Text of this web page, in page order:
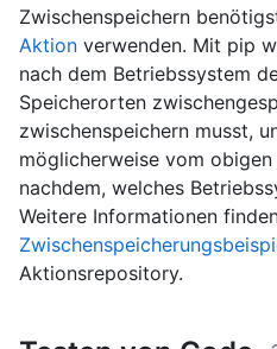
Zwischenspeichern
Aktion verwenden. Mit pip
nach dem Betriebssystem
Speicherorten
zwischenspeichern musst,
möglicherweise vom
nachdem, welches
Weitere Informationen
Aktionsrepository.